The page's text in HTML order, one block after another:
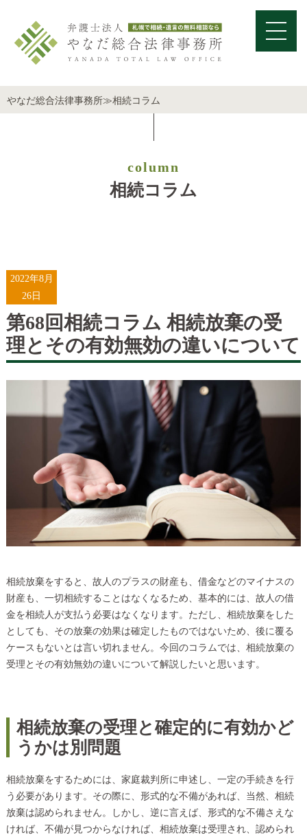
やなだ総合法律事務所≫相続コラム
column
相続コラム
2022年8月
26日
第68回相続コラム 相続放棄の受
理とその有効無効の違いについて
相続放棄をすると、故人のプラスの財産も、借金などのマイナスの
財産も、一切相続することはなくなるため、基本的には、故人の借
金を相続人が支払う必要はなくなります。ただし、相続放棄をした
としても、その放棄の効果は確定したものではないため、後に覆る
ケースもないとは言い切れません。今回のコラムでは、相続放棄の
受理とその有効無効の違いについて解説したいと思います。
相続放棄の受理と確定的に有効かど
うかは別問題
相続放棄をするためには、家庭裁判所に申述し、一定の手続きを行
う必要があります。その際に、形式的な不備があれば、当然、相続
放棄は認められません。しかし、逆に言えば、形式的な不備さえな
ければ、不備が見つからなければ、相続放棄は受理され、認められ